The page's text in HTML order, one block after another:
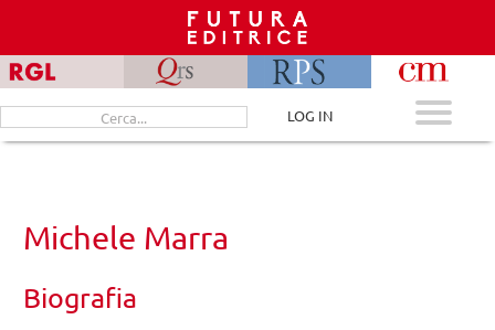
content
Cerca
per:
LOG IN
Michele Marra
Biografia